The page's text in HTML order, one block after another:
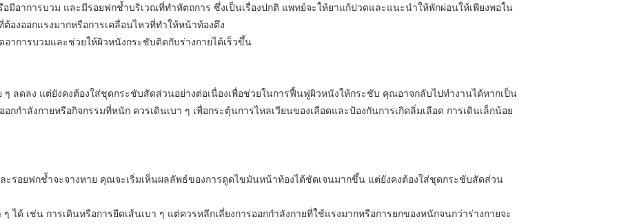
อาการบวม และมีรอยฟกช้ำบริเวณที่ทำหัตถการ ซึ่งเป็นเรื่องปกติ แพทย์จะให้ยาแก้ปวดและแนะนำให้พักผ่อนให้เพียงพอใน
องออกแรงมากหรือการเคลื่อนไหวที่ทำให้หน้าท้องตึง
การบวมและช่วยให้ผิวหนังกระชับติดกับร่างกายได้เร็วขึ้น
ๆ ลดลง แต่ยังคงต้องใส่ชุดกระชับสัดส่วนอย่างต่อเนื่องเพื่อช่วยในการฟื้นฟูผิวหนังให้กระชับ คุณอาจกลับไปทำงานได้หากเป็น
กกำลังกายหรือกิจกรรมที่หนัก ควรเดินเบา ๆ เพื่อกระตุ้นการไหลเวียนของเลือดและป้องกันการเกิดลิ่มเลือด การเดินเล็กน้อย
ะรอยฟกช้ำจะจางหาย คุณจะเริ่มเห็นผลลัพธ์ของการดูดไขมันหน้าท้องได้ชัดเจนมากขึ้น แต่ยังคงต้องใส่ชุดกระชับสัดส่วน
ได้ เช่น การเดินหรือการยืดเส้นเบา ๆ แต่ควรหลีกเลี่ยงการออกกำลังกายที่ใช้แรงมากหรือการยกของหนักจนกว่าร่างกายจะ